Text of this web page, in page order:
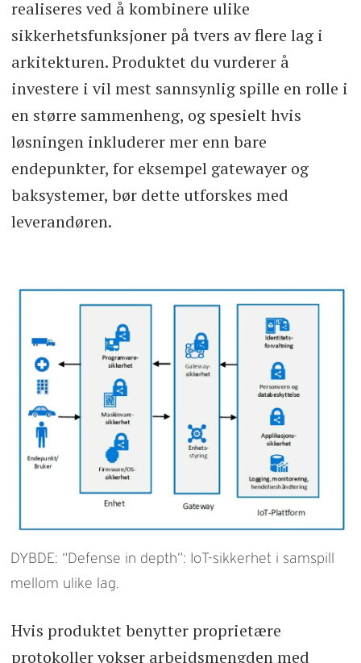
realiseres ved å kombinere ulike
sikkerhetsfunksjoner på tvers av flere lag i
arkitekturen. Produktet du vurderer å
investere i vil mest sannsynlig spille en rolle i
en større sammenheng, og spesielt hvis
løsningen inkluderer mer enn bare
endepunkter, for eksempel gatewayer og
baksystemer, bør dette utforskes med
leverandøren.
DYBDE: “Defense in depth”: IoT-sikkerhet i samspill
mellom ulike lag.
Hvis produktet benytter proprietære
protokoller vokser arbeidsmengden med